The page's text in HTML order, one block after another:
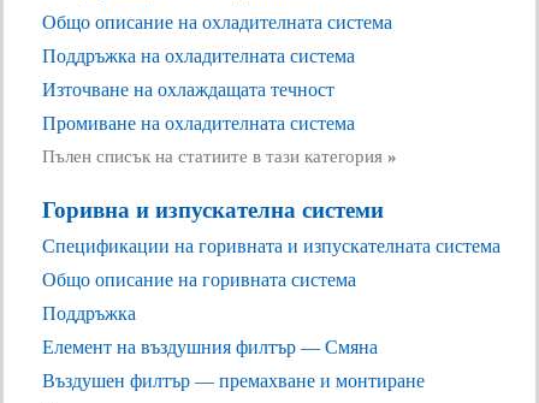
Общо описание на охладителната система
Поддръжка на охладителната система
Източване на охлаждащата течност
Промиване на охладителната система
Пълен списък на статиите в тази категория »
Горивна и изпускателна системи
Спецификации на горивната и изпускателната система
Общо описание на горивната система
Поддръжка
Елемент на въздушния филтър — Смяна
Въздушен филтър — премахване и монтиране